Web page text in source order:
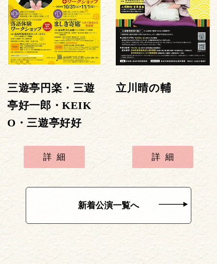
三遊亭円楽・三遊
亭好一郎・KEIK
O・三遊亭好好
詳細
立川晴の輔
詳細
新着公演一覧へ